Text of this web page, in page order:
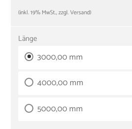
(inkl. 19% MwSt., zzgl. Versand)
Länge
3000,00 mm
4000,00 mm
5000,00 mm